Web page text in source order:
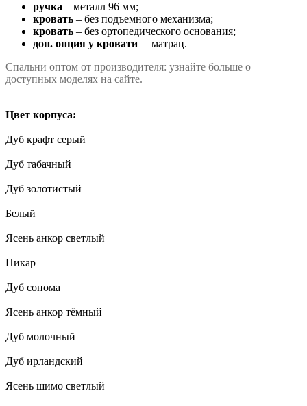
ручка – металл 96 мм;
кровать – без подъемного механизма;
кровать – без ортопедического основания;
доп. опция у кровати – матрац.
Спальни оптом от производителя: узнайте больше о
доступных моделях на сайте.
Цвет корпуса:
Дуб крафт серый
Дуб табачный
Дуб золотистый
Белый
Ясень анкор светлый
Пикар
Дуб сонома
Ясень анкор тёмный
Дуб молочный
Дуб ирландский
Ясень шимо светлый